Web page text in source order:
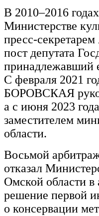
В 2010–2016
Министерстве
пресс-
пост депутата
принадлежавший
С февраля 2021
БОРОВСКАЯ
а с июня 2023
заместителем
области.
Восьмой
отказал
Омской области в
решение первой
о консервации